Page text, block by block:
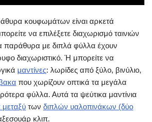
κουφωμάτων είναι αρκετά
να επιλέξετε διαχωρισμό ταινιών
παράθυρα με διπλά φύλλα έχουν
διαχωριστικό. Ή μπορείτε να
μαντίνες: λωρίδες από ξύλο, βινύλιο,
που χωρίζουν οπτικά τα μεγάλα
φύλλα. Αυτά τα ψεύτικα μαντίνια
μεταξύ των διπλών υαλοπινάκων (δύο
κλιπ.